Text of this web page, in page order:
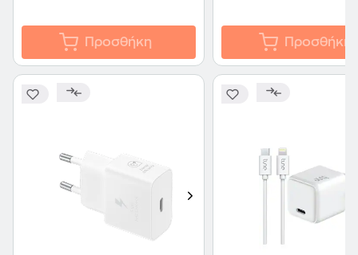
Προσθήκη Προσθήκη